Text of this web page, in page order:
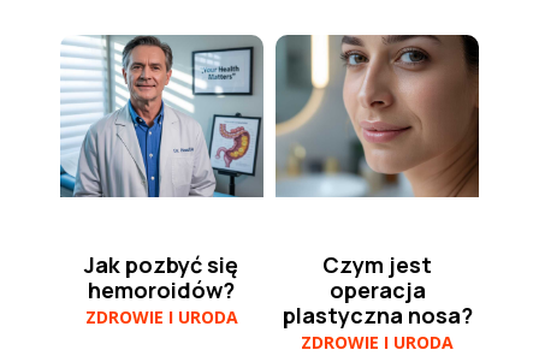
Jak pozbyć się
hemoroidów?
ZDROWIE I URODA
Czym jest
operacja
plastyczna nosa?
ZDROWIE I URODA